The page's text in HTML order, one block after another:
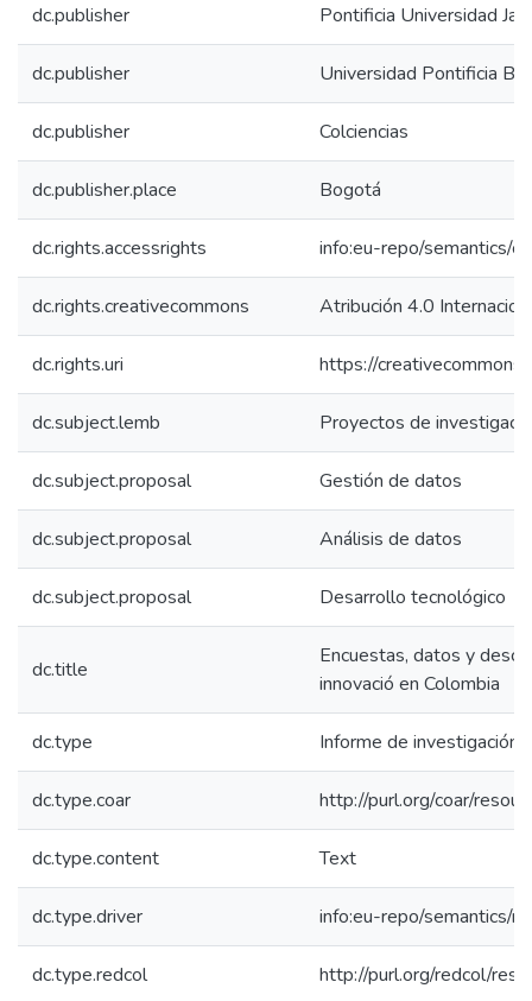
dc.publisher Pontificia Universidad
dc.publisher Universidad Pontificia
dc.publisher Colciencias
dc.publisher.place Bogotá
dc.rights.accessrights info:eu-repo/semantics/
dc.rights.creativecommons Atribución 4.0
dc.rights.uri https://
dc.subject.lemb Proyectos de
dc.subject.proposal Gestión de datos
dc.subject.proposal Análisis de datos
dc.subject.proposal Desarrollo tecnológico
dc.title
Encuestas, datos y
innovació en Colombia
dc.type Informe de investigación
dc.type.coar http://purl.org/coar/
dc.type.content Text
dc.type.driver info:eu-repo/semantics/
dc.type.redcol http://purl.org/redcol/